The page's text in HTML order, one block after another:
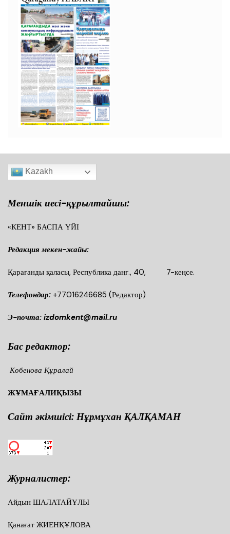
Kazakh
Меншік иесі-құрылтайшы:
«КЕНТ» БАСПА ҮЙІ
Редакция мекен-жайы:
Қарағанды қаласы, Республика даңғ., 40, 7-кеңсе.
Телефондар: +77016246685 (Редактор)
Э-почта: izdomkent@mail.ru
Бас редактор:
Көбенова Құралай
ЖҰМАҒАЛИҚЫЗЫ
Сайт әкімшісі: Нұрмұхан ҚАЛҚАМАН
Журналистер:
Айдын ШАЛАТАЙҰЛЫ
Қанағат ЖИЕНҚҰЛОВА